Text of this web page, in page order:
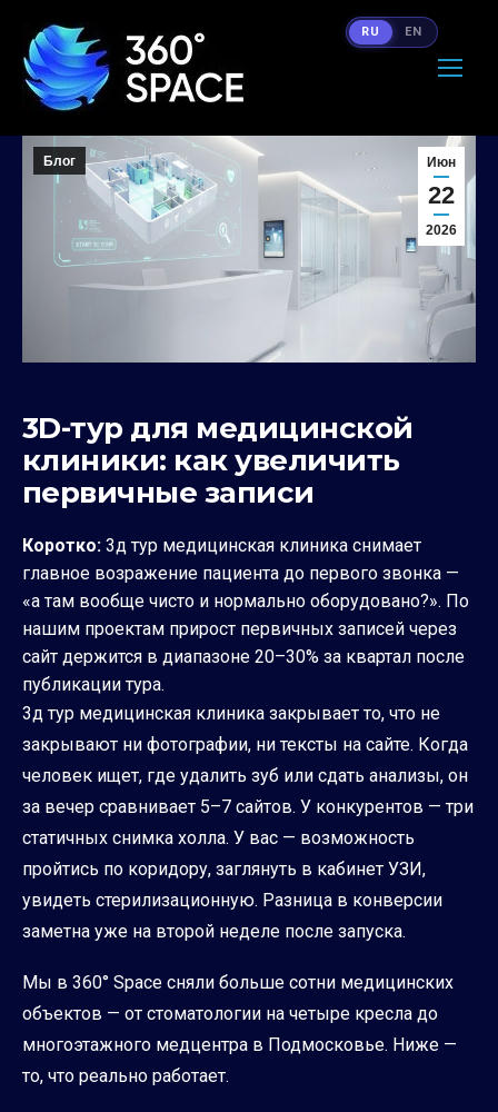
Июн
22
2026
Блог
3D-тур для медицинской
клиники: как увеличить
первичные записи
Коротко: 3д тур медицинская клиника снимает
главное возражение пациента до первого звонка —
«а там вообще чисто и нормально оборудовано?». По
нашим проектам прирост первичных записей через
сайт держится в диапазоне 20–30% за квартал после
публикации тура.
3д тур медицинская клиника закрывает то, что не
закрывают ни фотографии, ни тексты на сайте. Когда
человек ищет, где удалить зуб или сдать анализы, он
за вечер сравнивает 5–7 сайтов. У конкурентов — три
статичных снимка холла. У вас — возможность
пройтись по коридору, заглянуть в кабинет УЗИ,
увидеть стерилизационную. Разница в конверсии
заметна уже на второй неделе после запуска.
Мы в 360° Space сняли больше сотни медицинских
объектов — от стоматологии на четыре кресла до
многоэтажного медцентра в Подмосковье. Ниже —
то, что реально работает.
RU EN